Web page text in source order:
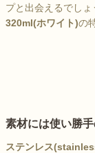
プと出会えるでしょ
320ml(ホワイト)の
素材には使い勝
ステンレス